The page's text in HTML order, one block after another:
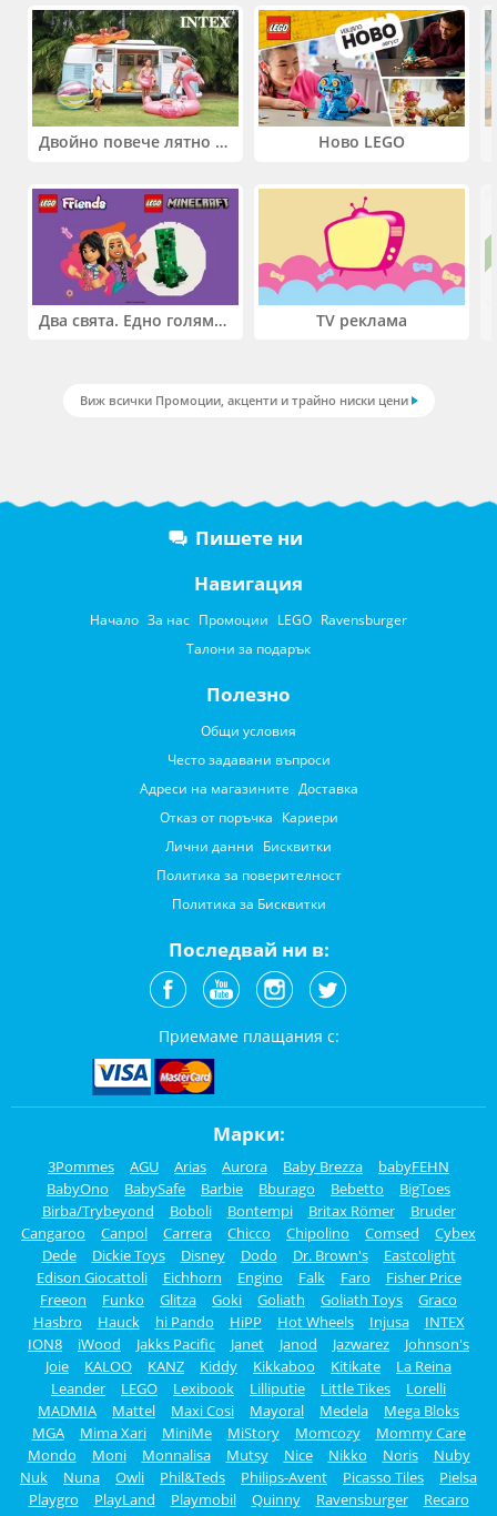
Двойно повече лятно забавление! Купи 2 продукта INTEX и вземи -33%
Два свята. Едно голямо приключение. Купи 2 продукта LEGO® Friends и/или LEGO® Minecraft и вземи -27%
Ново LEGO
TV реклама
Виж всички Промоции, акценти и трайно ниски цени
Пишете ни
Навигация
Начало За нас Промоции LEGO Ravensburger
Талони за подарък
Полезно
Общи условия
Често задавани въпроси
Адреси на магазините Доставка
Отказ от поръчка Кариери
Лични данни Бисквитки
Политика за поверителност
Политика за Бисквитки
Последвай ни в:
Приемаме плащания с:
Марки:
3Pommes AGU Arias Aurora Baby Brezza
babyFEHN
BabyOno
BabySafe Barbie Bburago Bebetto
BigToes
Birba/Trybeyond
Boboli Bontempi Britax Römer
Bruder
Cangaroo
Canpol Carrera Chicco Chipolino Comsed
Cybex
Dede
Dickie Toys Disney Dodo Dr. Brown's
Eastcolight
Edison Giocattoli
Eichhorn Engino Falk Faro
Fisher Price
Freeon
Funko Glitza Goki Goliath Goliath Toys
Graco
Hasbro
Hauck hi Pando HiPP Hot Wheels Injusa
INTEX
ION8
iWood Jakks Pacific Janet Janod Jazwarez
Johnson's
Joie
KALOO KANZ Kiddy Kikkaboo Kitikate
La Reina
Leander
LEGO Lexibook Lilliputie Little Tikes
Lorelli
MADMIA
Mattel Maxi Cosi Mayoral Medela
Mega Bloks
MGA
Mima Xari MiniMe MiStory Momcozy
Mommy Care
Mondo
Moni Monnalisa Mutsy Nice Nikko Noris
Nuby
Nuk
Nuna Owli Phil&Teds Philips-Avent Picasso Tiles
Pielsa
Playgro
PlayLand Playmobil Quinny Ravensburger
Recaro